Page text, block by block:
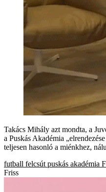
Takács Mihály azt mondta, a
a Puskás Akadémia
teljesen hasonló a miénkhez,
futball felcsút puskás akadémia
Friss